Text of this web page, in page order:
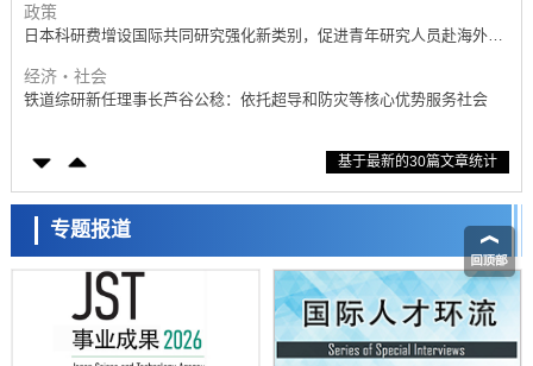
政策
日本科研费增设国际共同研究强化新类别，促进青年研究人员赴海外开
经济・社会
铁道综研新任理事长芦谷公稔：依托超导和防灾等核心优势服务社会
东京大学通过叶绿体基因组编辑技术强化碳固定酶，成功提高光合作用
科学研究
藤田医科大学等成功鉴定出非结核分枝杆菌生存的必需基因，首次揭示
该基因的必要性因菌株而异
经济・社会
【AI法下篇】如何应对AI的不可控性——中央大学平野晋教授专访
科学研究
日本学术会议：为保持土壤健康应采取哪些措施？探讨土壤保护与强化
基于最新的30篇文章统计
专题报道